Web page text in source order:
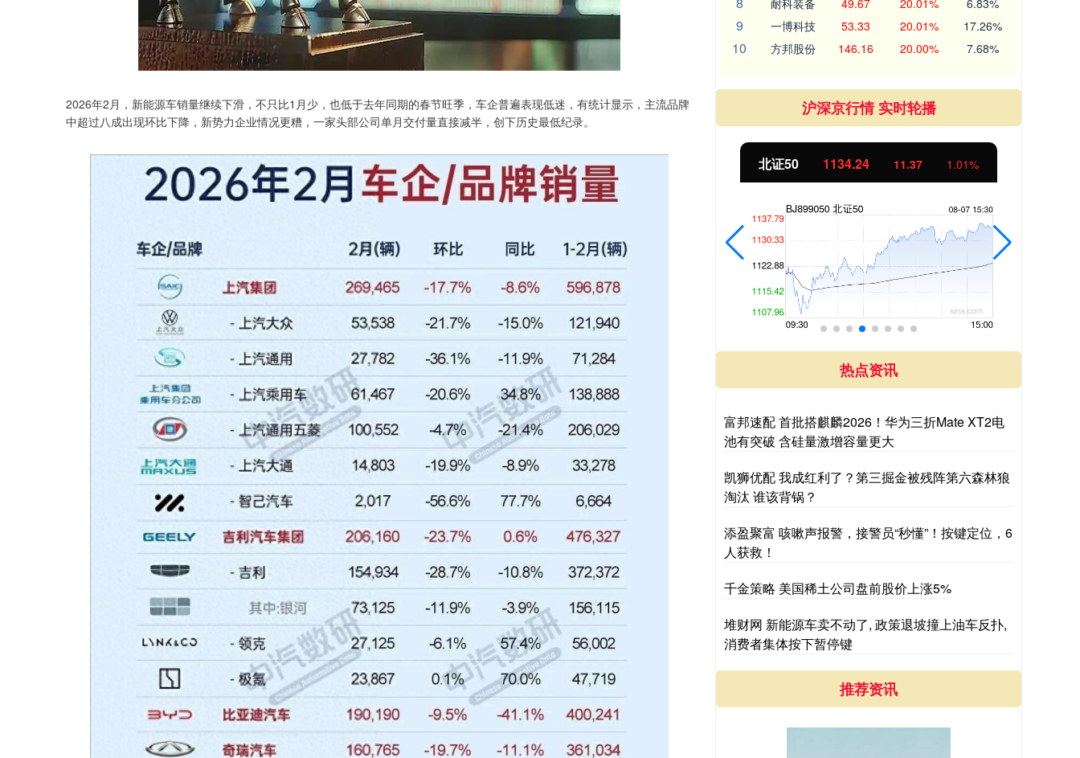
2026年2月，新能源车销量继续下滑，不只比1月少，也低于去年同期的春节旺季，车企普遍表现低迷，有统计显示，主流品牌
中超过八成出现环比下降，新势力企业情况更糟，一家头部公司单月交付量直接减半，创下历史最低纪录。
耐科装备 49.67 20.01% 6.83%
9 一博科技 53.33 20.01% 17.26%
10 方邦股份 146.16 20.00% 7.68%
沪深京行情 实时轮播
深证成指 14311.01 200.89 1.42% 沪深300 4694.44 43.13 北证50 1134.24 11.37 1.01%
热点资讯
富邦速配 首批搭麒麟2026！华为三折Mate XT2电
池有突破 含硅量激增容量更大
凯狮优配 我成红利了？第三掘金被残阵第六森林狼
淘汰 谁该背锅？
添盈聚富 咳嗽声报警，接警员“秒懂”！按键定位，6
人获救！
千金策略 美国稀土公司盘前股价上涨5%
堆财网 新能源车卖不动了, 政策退坡撞上油车反扑,
消费者集体按下暂停键
推荐资讯